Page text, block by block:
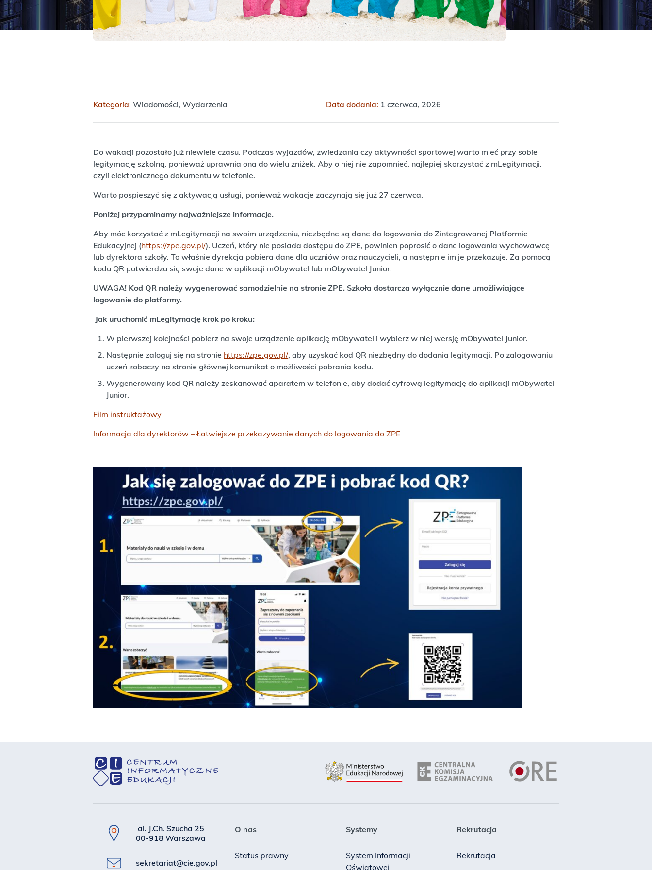
Kategoria: Wiadomości, Wydarzenia Data dodania: 1 czerwca, 2026
Do wakacji pozostało już niewiele czasu. Podczas wyjazdów, zwiedzania czy aktywności sportowej warto mieć przy sobie
legitymację szkolną, ponieważ uprawnia ona do wielu zniżek. Aby o niej nie zapomnieć, najlepiej skorzystać z mLegitymacji,
czyli elektronicznego dokumentu w telefonie.
Warto pospieszyć się z aktywacją usługi, ponieważ wakacje zaczynają się już 27 czerwca.
Poniżej przypominamy najważniejsze informacje.
Aby móc korzystać z mLegitymacji na swoim urządzeniu, niezbędne są dane do logowania do Zintegrowanej Platformie
Edukacyjnej (https://zpe.gov.pl/). Uczeń, który nie posiada dostępu do ZPE, powinien poprosić o dane logowania wychowawcę
lub dyrektora szkoły. To właśnie dyrekcja pobiera dane dla uczniów oraz nauczycieli, a następnie im je przekazuje. Za pomocą
kodu QR potwierdza się swoje dane w aplikacji mObywatel lub mObywatel Junior.
UWAGA! Kod QR należy wygenerować samodzielnie na stronie ZPE. Szkoła dostarcza wyłącznie dane umożliwiające
logowanie do platformy.
Jak uruchomić mLegitymację krok po kroku:
W pierwszej kolejności pobierz na swoje urządzenie aplikację mObywatel i wybierz w niej wersję mObywatel Junior.
Następnie zaloguj się na stronie https://zpe.gov.pl/, aby uzyskać kod QR niezbędny do dodania legitymacji. Po zalogowaniu
uczeń zobaczy na stronie głównej komunikat o możliwości pobrania kodu.
Wygenerowany kod QR należy zeskanować aparatem w telefonie, aby dodać cyfrową legitymację do aplikacji mObywatel
Junior.
Film instruktażowy
Informacja dla dyrektorów – Łatwiejsze przekazywanie danych do logowania do ZPE
al. J.Ch. Szucha 25
00-918 Warszawa
sekretariat@cie.gov.pl
O nas
Status prawny
Systemy
System Informacji
Oświatowej
Rekrutacja
Rekrutacja